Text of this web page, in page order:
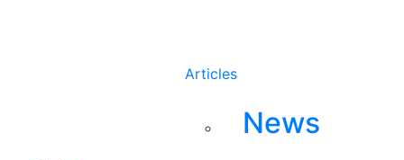
Articles
News